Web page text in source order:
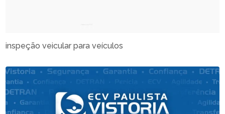
inspeção veicular para veículos